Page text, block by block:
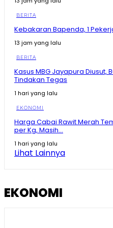
Tegas! Menko
Tak Beli Bahan di
Sherly Disentil!
Berharap Tak
08:13
Pecah Rekor Lagi!
11:01
BERITA
Kebakaran Bapenda, 1
13 jam yang lalu
BERITA
Kasus MBG Jayapura Diusut,
Tindakan Tegas
1 hari yang lalu
EKONOMI
Harga Cabai Rawit Merah
per Kg, Masih...
1 hari yang lalu
Lihat Lainnya
EKONOMI